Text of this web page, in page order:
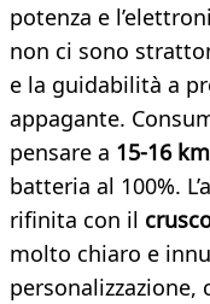
potenza e
non ci sono
e la guidabilità a
appagante.
pensare a 15-16
batteria al 100%.
rifinita con il
molto chiaro e
personalizzazione,